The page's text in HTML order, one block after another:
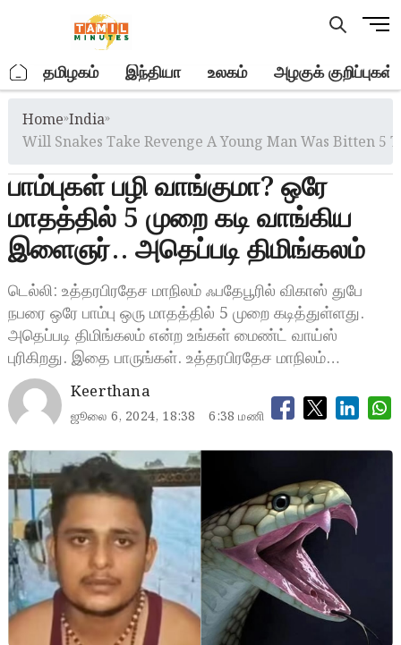
M
u
t
o
. தமிழகம் இந்தியா உலகம் அழகுக் குறிப்புகள்
Home»India»
Will Snakes Take Revenge A Young Man Was Bitten 5
பாம்புகள் பழி வாங்குமா? ஒரே
மாதத்தில் 5 முறை கடி வாங்கிய
இளைஞர்.. அதெப்படி திமிங்கலம்
டெல்லி: உத்தரபிரதேச மாநிலம் ஃபதேபூரில் விகாஸ் துபே
நபரை ஒரே பாம்பு ஒரு மாதத்தில் 5 முறை கடித்துள்ளது.
அதெப்படி திமிங்கலம் என்ற உங்கள் மைண்ட் வாய்ஸ்
புரிகிறது. இதை பாருங்கள். உத்தரபிரதேச மாநிலம்…
Keerthana
ஜூலை 6, 2024, 18:38 6:38 மணி